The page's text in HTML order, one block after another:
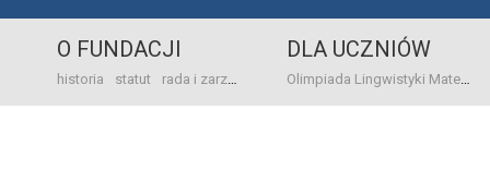
O FUNDACJI
historia statut rada i zarząd dane bankowo-adresowe kontakt
DLA UCZNIÓW
Olimpiada Lingwistyki Matematycznej